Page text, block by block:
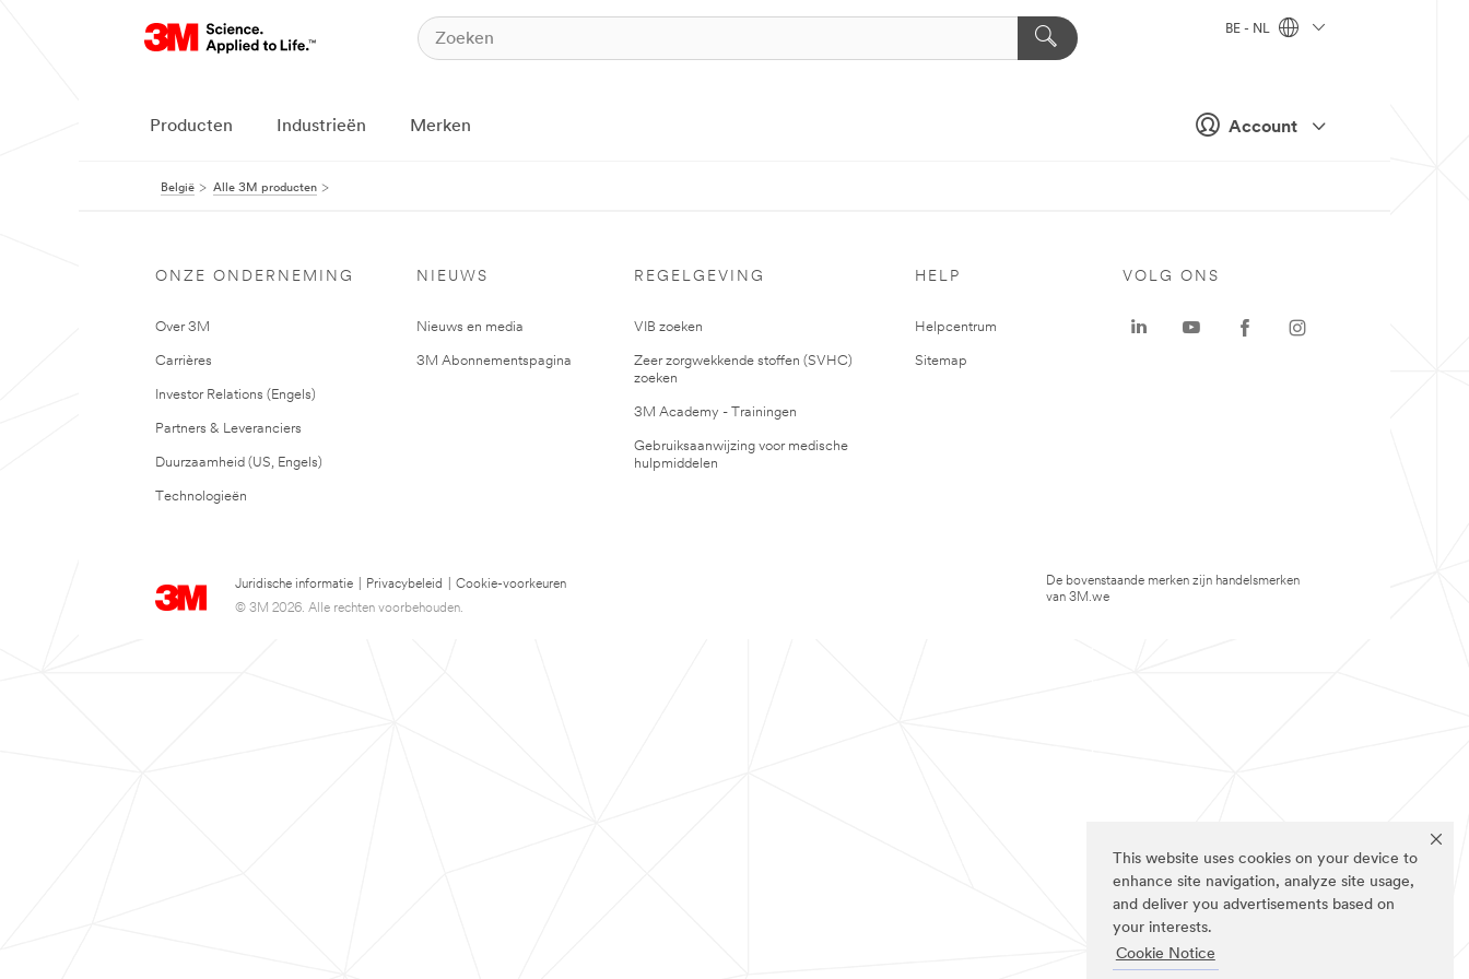
This website uses cookies on your device to
enhance site navigation, analyze site usage,
and deliver you advertisements based on
your interests.
Cookie Notice
Account
BE - NL
Producten Industrieën Merken
België Alle 3M producten
ONZE ONDERNEMING
Over 3M
Carrières
Investor Relations (Engels)
Partners & Leveranciers
Duurzaamheid (US, Engels)
Technologieën
NIEUWS
Nieuws en media
3M Abonnementspagina
REGELGEVING
VIB zoeken
Zeer zorgwekkende stoffen (SVHC)
zoeken
3M Academy - Trainingen
Gebruiksaanwijzing voor medische
hulpmiddelen
HELP
Helpcentrum
Sitemap
Juridische informatie Privacybeleid
Cookie-voorkeuren
© 3M 2026. Alle rechten voorbehouden.
VOLG ONS
De bovenstaande merken zijn handelsmerken
van 3M.we